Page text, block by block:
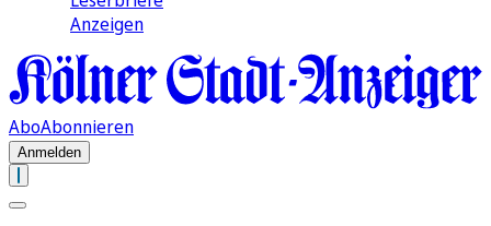
Anzeigen
AboAbonnieren
Anmelden